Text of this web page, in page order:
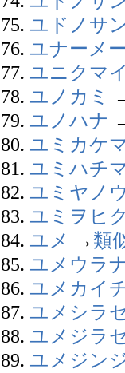
75. ユドノサ
76. ユナーメ
77. ユニクマ
78. ユノカミ
79. ユノハナ
80. ユミカケ
81. ユミハチ
82. ユミヤノ
83. ユミヲヒ
84. ユメ → 類
85. ユメウラ
86. ユメカイ
87. ユメシラ
88. ユメジラ
89. ユメジン